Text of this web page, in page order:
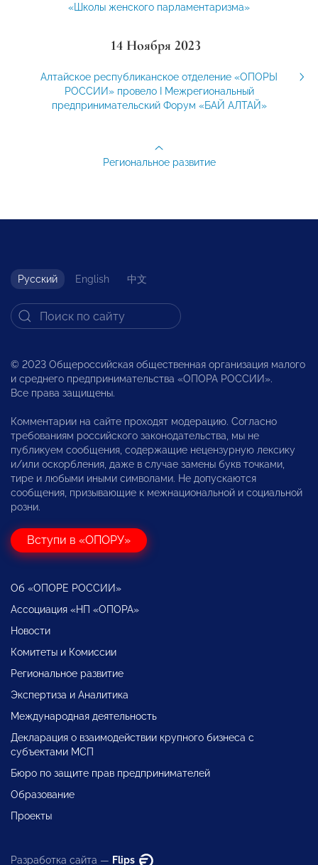
«Школы женского парламентаризма»
14 Ноября 2023
Алтайское республиканское отделение «ОПОРЫ
РОССИИ» провело I Межрегиональный
предпринимательский Форум «БАЙ АЛТАЙ»
Региональное развитие
Русский English 中文
© 2023 Общероссийская общественная организация малого
и среднего предпринимательства «ОПОРА РОССИИ».
Все права защищены.
Комментарии на сайте проходят модерацию. Согласно
требованиям российского законодательства, мы не
публикуем сообщения, содержащие нецензурную лексику
и/или оскорбления, даже в случае замены букв точками,
тире и любыми иными символами. Не допускаются
сообщения, призывающие к межнациональной и социальной
розни.
Вступи в «ОПОРУ»
Об «ОПОРЕ РОССИИ»
Ассоциация «НП «ОПОРА»
Новости
Комитеты и Комиссии
Региональное развитие
Экспертиза и Аналитика
Международная деятельность
Декларация о взаимодействии крупного бизнеса с
субъектами МСП
Бюро по защите прав предпринимателей
Образование
Проекты
Разработка сайта — Flips